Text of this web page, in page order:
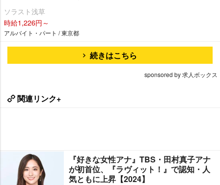
ソラスト浅草
時給1,226円～
アルバイト・パート / 東京都
続きはこちら
sponsored by 求人ボックス
関連リンク+
『好きな女性アナ』TBS・田村真子アナ
が初首位、『ラヴィット！』で認知・人
気ともに上昇【2024】